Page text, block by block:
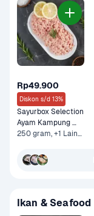
Rp49.900
Diskon s/d 13%
Sayurbox Selection
Ayam Kampung
Giling
250 gram, +1 Lainnya
Ikan & Seafood